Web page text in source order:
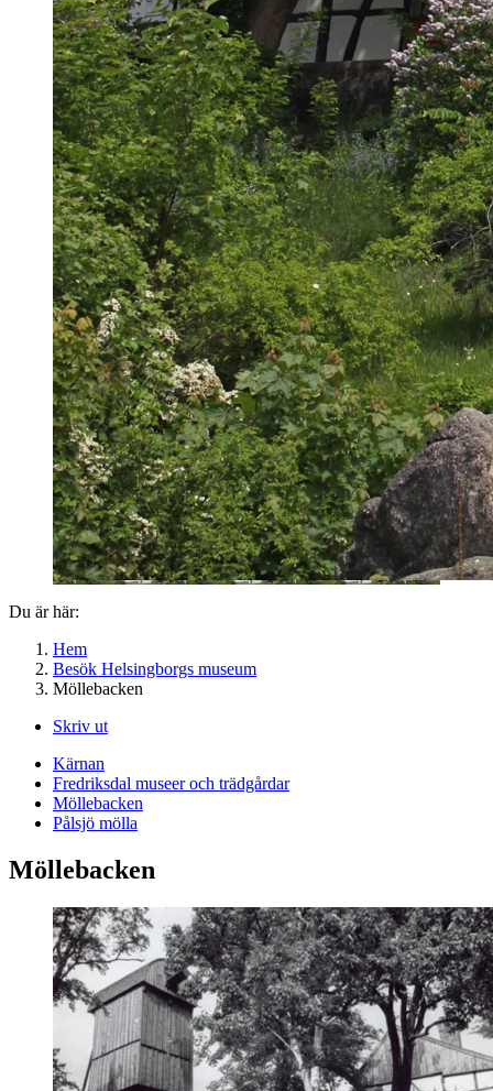
Du är här:
Hem
Besök Helsingborgs museum
Möllebacken
Skriv ut
Kärnan
Fredriksdal museer och trädgårdar
Möllebacken
Pålsjö mölla
Möllebacken